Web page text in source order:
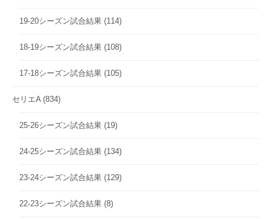
19-20シーズン試合結果 (114)
18-19シーズン試合結果 (108)
17-18シーズン試合結果 (105)
セリエA (834)
25-26シーズン試合結果 (19)
24-25シーズン試合結果 (134)
23-24シーズン試合結果 (129)
22-23シーズン試合結果 (8)